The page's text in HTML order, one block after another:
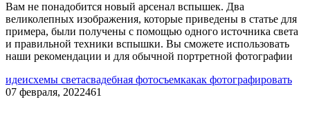
Вам не понадобится новый арсенал вспышек. Два
великолепных изображения, которые приведены в статье для
примера, были получены с помощью одного источника света
и правильной техники вспышки. Вы сможете использовать
наши рекомендации и для обычной портретной фотографии
идеисхемы светасвадебная фотосъемкакак фотографировать
07 февраля, 2022461